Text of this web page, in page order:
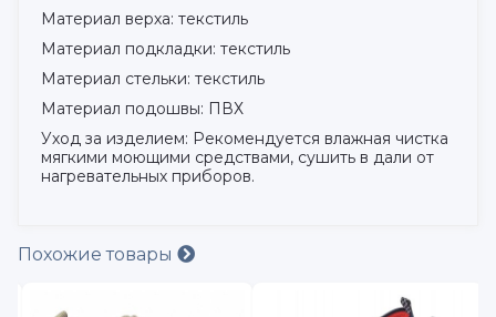
Материал верха: текстиль
Материал подкладки: текстиль
Материал стельки: текстиль
Материал подошвы: ПВХ
Уход за изделием: Рекомендуется влажная чистка
мягкими моющими средствами, сушить в дали от
нагревательных приборов.
Похожие товары